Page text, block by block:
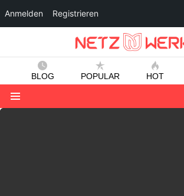
BLOG POPULAR HOT
Anmelden Registrieren